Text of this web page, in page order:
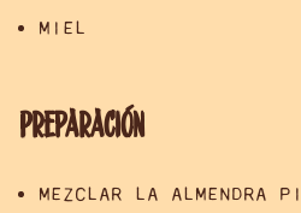
MIEL
Preparación
MEZCLAR LA ALMENDRA